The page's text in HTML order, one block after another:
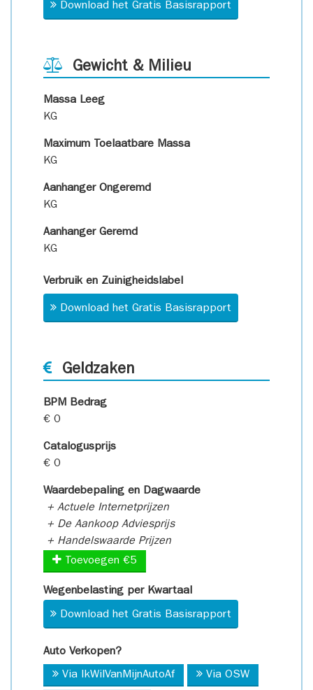
Download het Gratis Basisrapport
Gewicht & Milieu
Massa Leeg
KG
Maximum Toelaatbare Massa
KG
Aanhanger Ongeremd
KG
Aanhanger Geremd
KG
Verbruik en Zuinigheidslabel
Download het Gratis Basisrapport
Geldzaken
BPM Bedrag
€ 0
Catalogusprijs
€ 0
Waardebepaling en Dagwaarde
+ Actuele Internetprijzen
+ De Aankoop Adviesprijs
+ Handelswaarde Prijzen
Toevoegen €5
Wegenbelasting per Kwartaal
Download het Gratis Basisrapport
Auto Verkopen?
Via IkWilVanMijnAutoAf Via OSW